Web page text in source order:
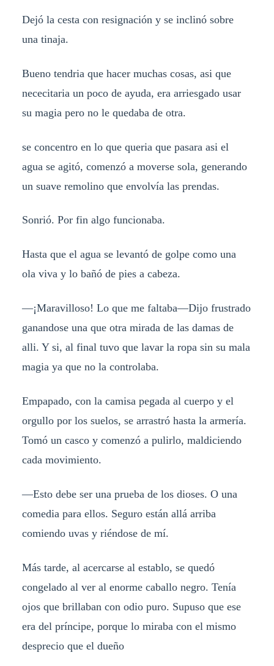
Dejó la cesta con resignación y se inclinó sobre
una tinaja.
Bueno tendria que hacer muchas cosas, asi que
nececitaria un poco de ayuda, era arriesgado usar
su magia pero no le quedaba de otra.
se concentro en lo que queria que pasara asi el
agua se agitó, comenzó a moverse sola, generando
un suave remolino que envolvía las prendas.
Sonrió. Por fin algo funcionaba.
Hasta que el agua se levantó de golpe como una
ola viva y lo bañó de pies a cabeza.
—¡Maravilloso! Lo que me faltaba—Dijo frustrado
ganandose una que otra mirada de las damas de
alli. Y si, al final tuvo que lavar la ropa sin su mala
magia ya que no la controlaba.
Empapado, con la camisa pegada al cuerpo y el
orgullo por los suelos, se arrastró hasta la armería.
Tomó un casco y comenzó a pulirlo, maldiciendo
cada movimiento.
—Esto debe ser una prueba de los dioses. O una
comedia para ellos. Seguro están allá arriba
comiendo uvas y riéndose de mí.
Más tarde, al acercarse al establo, se quedó
congelado al ver al enorme caballo negro. Tenía
ojos que brillaban con odio puro. Supuso que ese
era del príncipe, porque lo miraba con el mismo
desprecio que el dueño